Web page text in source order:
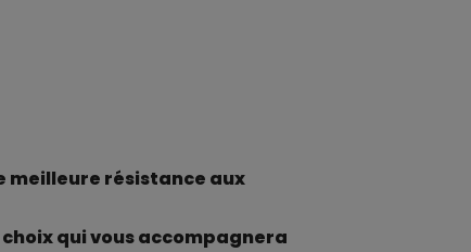
meilleure résistance aux
qui vous accompagnera